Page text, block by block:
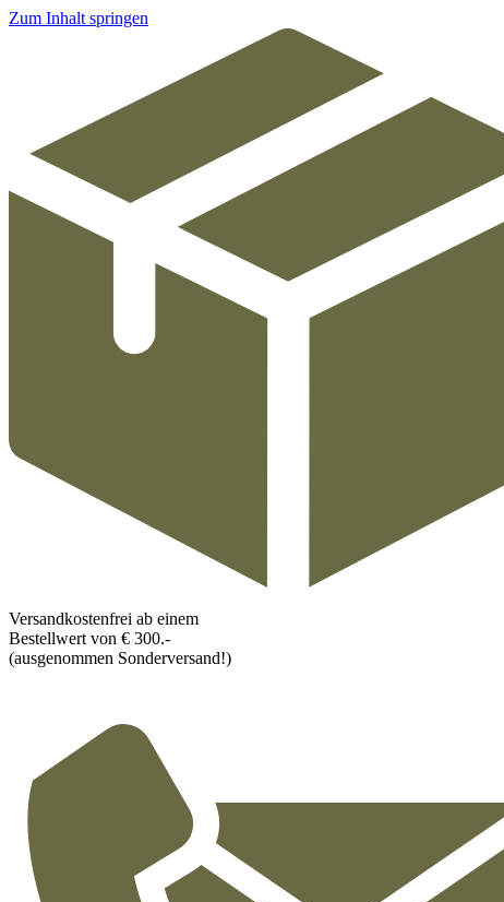
Zum Inhalt springen
Versandkostenfrei ab einem
Bestellwert von € 300.-
(ausgenommen Sonderversand!)